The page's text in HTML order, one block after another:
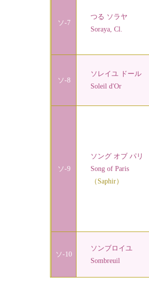
ソ-7
つる ソラヤ
Soraya, Cl.
ソ-8
ソレイユ ドール
Soleil d'Or
ソ-9
ソング オブ パリ
Song of Paris
（Saphir）
ソ-10
ソンブロイユ
Sombreuil